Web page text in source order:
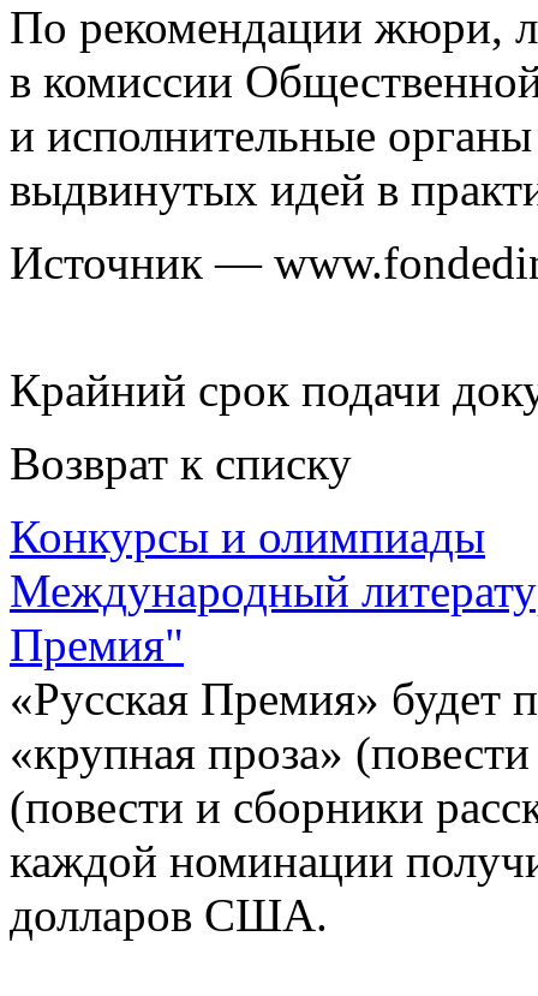
По рекомендации жюри,
в комиссии
и исполнительные
выдвинутых идей в
Источник —
Крайний срок подачи
Возврат к списку
Конкурсы и олимпиады
Международный
Премия"
«Русская Премия» будет
«крупная проза»
(повести и сборники
каждой номинации
долларов США.